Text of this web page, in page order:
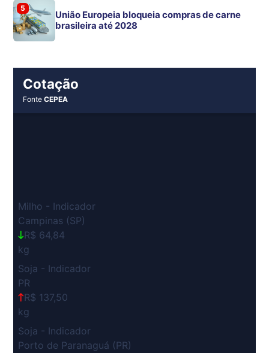
5
União Europeia bloqueia compras de carne
brasileira até 2028
Cotação
FonteCEPEA
Milho - Indicador
Campinas (SP)
R$ 64,84
kg
Soja - Indicador
PR
R$ 137,50
kg
Soja - Indicador
Porto de Paranaguá (PR)